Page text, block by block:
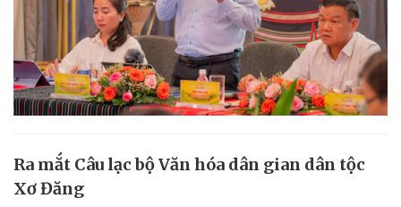
Ra mắt Câu lạc bộ Văn hóa dân gian dân tộc
Xơ Đăng